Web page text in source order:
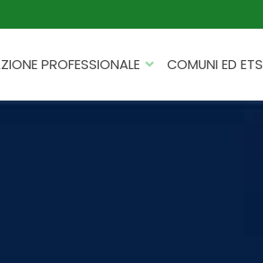
PROFESSIONALE
FORMAZIONE FINANZIATA
COMUNI ED ETS